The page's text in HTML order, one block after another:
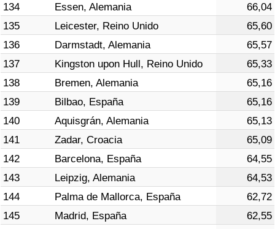
134
Essen, Alemania
66,04
135
Leicester, Reino Unido
65,60
136
Darmstadt, Alemania
65,57
137
Kingston upon Hull, Reino Unido
65,33
138
Bremen, Alemania
65,16
139
Bilbao, España
65,16
140
Aquisgrán, Alemania
65,13
141
Zadar, Croacia
65,09
142
Barcelona, España
64,55
143
Leipzig, Alemania
64,53
144
Palma de Mallorca, España
62,72
145
Madrid, España
62,55